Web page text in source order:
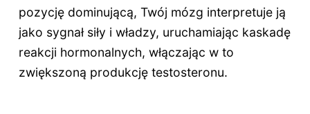
pozycję dominującą, Twój mózg interpretuje ją
jako sygnał siły i władzy, uruchamiając kaskadę
reakcji hormonalnych, włączając w to
zwiększoną produkcję testosteronu.